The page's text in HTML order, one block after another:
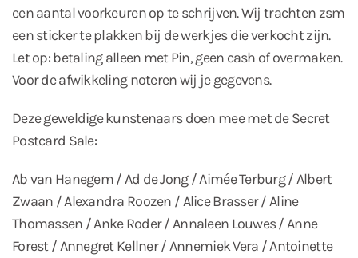
een aantal voorkeuren op te schrijven. Wij trachten zsm
een sticker te plakken bij de werkjes die verkocht zijn.
Let op: betaling alleen met Pin, geen cash of overmaken.
Voor de afwikkeling noteren wij je gegevens.
Deze geweldige kunstenaars doen mee met de Secret
Postcard Sale:
Ab van Hanegem / Ad de Jong / Aimée Terburg / Albert
Zwaan / Alexandra Roozen / Alice Brasser / Aline
Thomassen / Anke Roder / Annaleen Louwes / Anne
Forest / Annegret Kellner / Annemiek Vera / Antoinette